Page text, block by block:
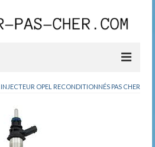
INJECTEUR OPEL RECONDITIONNÉS PAS CHER